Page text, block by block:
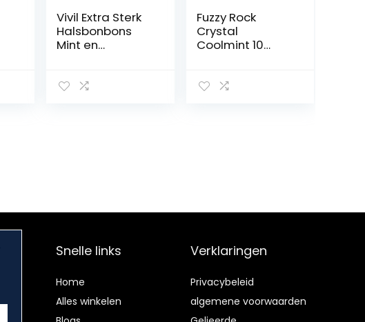
Vivil Extra Sterk
Halsbonbons
Mint en
Fuzzy Rock
Crystal
Coolmint 10
Snelle links
Home
Alles winkelen
Verklaringen
Privacybeleid
algemene voorwaarden